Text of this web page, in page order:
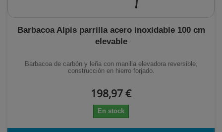
Barbacoa Alpis parrilla acero inoxidable 100 cm
elevable
Barbacoa de carbón y leña con manilla elevadora reversible,
construcción en hierro forjado.
198,97 €
En stock